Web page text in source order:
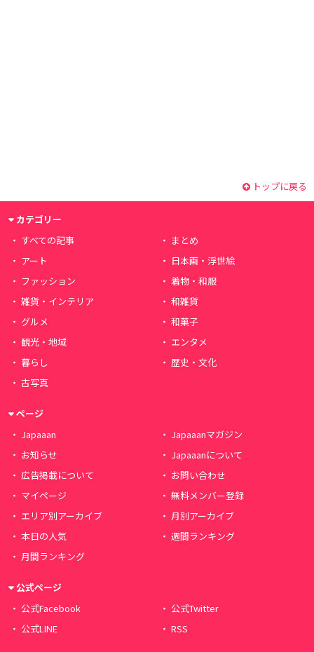
トップに戻る
カテゴリー
すべての記事
まとめ
アート
日本画・浮世絵
ファッション
着物・和服
雑貨・インテリア
和雑貨
グルメ
和菓子
観光・地域
エンタメ
暮らし
歴史・文化
古写真
ページ
Japaaan
Japaaanマガジン
お知らせ
Japaaanについて
広告掲載について
お問い合わせ
マイページ
無料メンバー登録
エリア別アーカイブ
月別アーカイブ
本日の人気
週間ランキング
月間ランキング
公式ページ
公式Facebook
公式Twitter
公式LINE
RSS